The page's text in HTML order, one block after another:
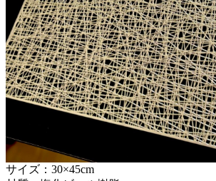
サイズ：30×45cm